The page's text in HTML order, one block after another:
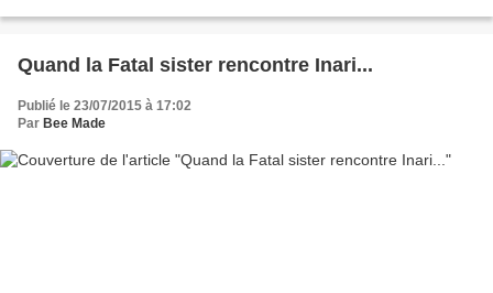
Quand la Fatal sister rencontre Inari...
Publié le 23/07/2015 à 17:02
Par Bee Made